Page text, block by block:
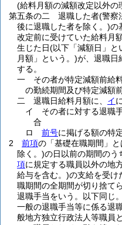
(給料月額の減額改定以外
第五条の二
退職した者(警察
後に退職した者を除く。)の
改定前に受けていた給料月
生じた日(以下「減額日」と
月額」という。)が、退職日
する。
一
その者が特定減額前給
の勤続期間及び特定減額
二
退職日給料月額に、 イ
イ
その者に対する退職
合
ロ
前号に掲げる額の特
2
前項の「基礎在職期間」
除く。)の日以前の期間のう
項に規定する職員以外の地
給与を含む。)の支給を受け
職期間の全期間が切り捨て
退職手当をいう。以下同じ
一般の退職手当等に係る退
般地方独立行政法人等職員